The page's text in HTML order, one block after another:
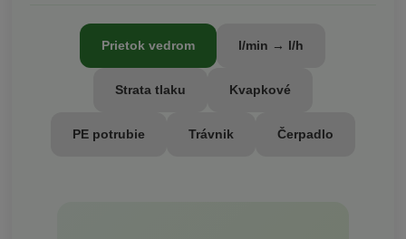
Prietok vedrom l/min → l/h
Strata tlaku Kvapkové
PE potrubie Trávnik Čerpadlo